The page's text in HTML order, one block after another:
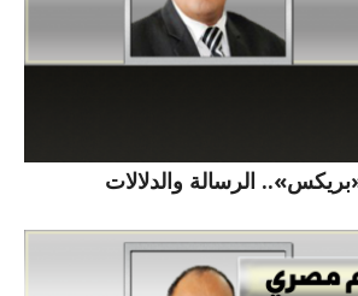
الرسالة والدلالات